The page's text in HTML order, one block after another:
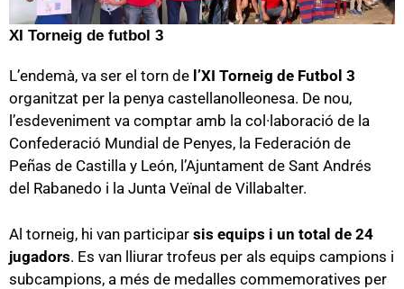
XI Torneig de futbol 3
L’endemà, va ser el torn de l’XI Torneig de Futbol 3
organitzat per la penya castellanolleonesa. De nou,
l’esdeveniment va comptar amb la col·laboració de la
Confederació Mundial de Penyes, la Federación de
Peñas de Castilla y León, l’Ajuntament de Sant Andrés
del Rabanedo i la Junta Veïnal de Villabalter.
Al torneig, hi van participar sis equips i un total de 24
jugadors. Es van lliurar trofeus per als equips campions i
subcampions, a més de medalles commemoratives per